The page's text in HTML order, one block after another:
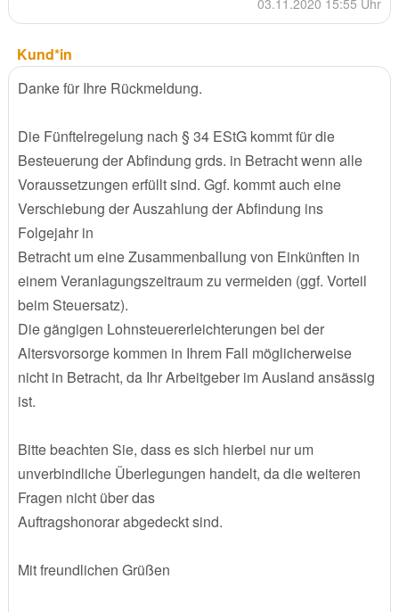
03.11.2020 15:55 Uhr
Kund*in
Danke für Ihre Rückmeldung.
Die Fünftelregelung nach § 34 EStG kommt für die
Besteuerung der Abfindung grds. in Betracht wenn alle
Voraussetzungen erfüllt sind. Ggf. kommt auch eine
Verschiebung der Auszahlung der Abfindung ins
Folgejahr in
Betracht um eine Zusammenballung von Einkünften in
einem Veranlagungszeitraum zu vermeiden (ggf. Vorteil
beim Steuersatz).
Die gängigen Lohnsteuererleichterungen bei der
Altersvorsorge kommen in Ihrem Fall möglicherweise
nicht in Betracht, da Ihr Arbeitgeber im Ausland ansässig
ist.
Bitte beachten Sie, dass es sich hierbei nur um
unverbindliche Überlegungen handelt, da die weiteren
Fragen nicht über das
Auftragshonorar abgedeckt sind.
Mit freundlichen Grüßen